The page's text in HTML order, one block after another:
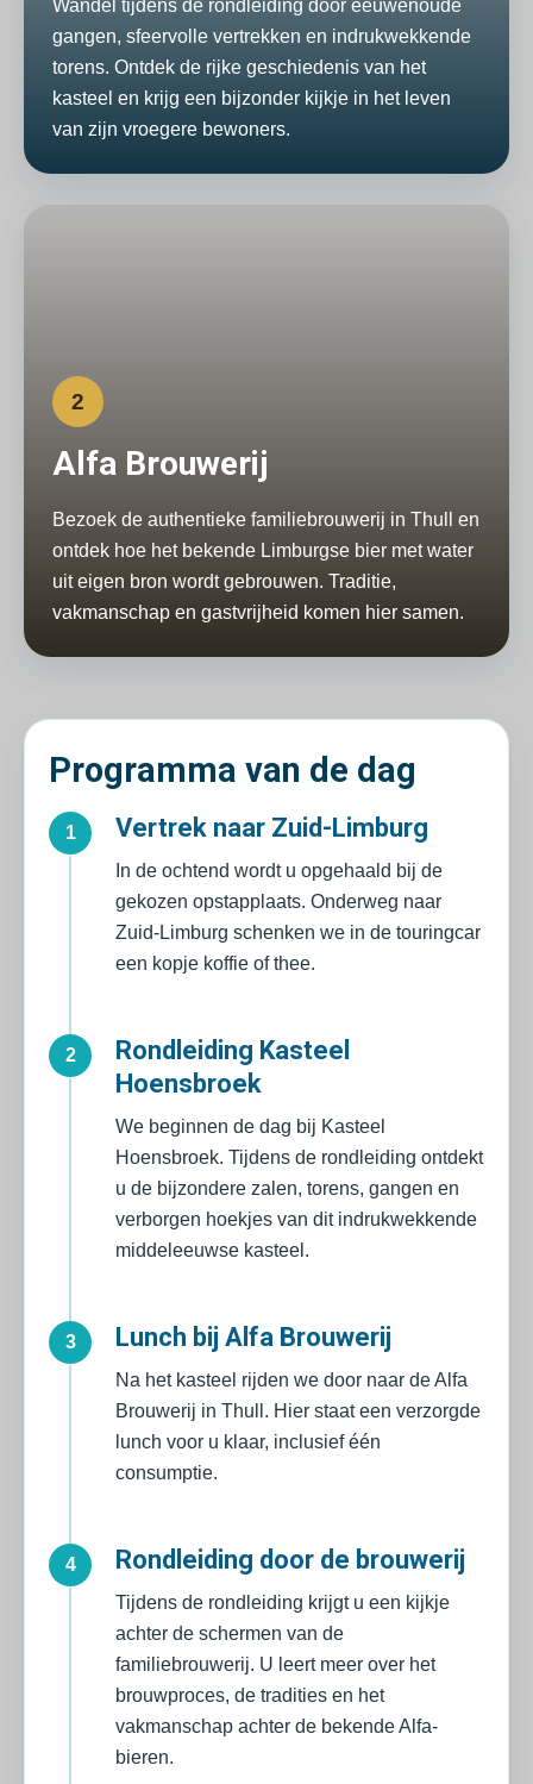
Wandel tijdens de rondleiding door eeuwenoude
gangen, sfeervolle vertrekken en indrukwekkende
torens. Ontdek de rijke geschiedenis van het
kasteel en krijg een bijzonder kijkje in het leven
van zijn vroegere bewoners.
2
Alfa Brouwerij
Bezoek de authentieke familiebrouwerij in Thull en
ontdek hoe het bekende Limburgse bier met water
uit eigen bron wordt gebrouwen. Traditie,
vakmanschap en gastvrijheid komen hier samen.
Programma van de dag
1 Vertrek naar Zuid-Limburg
In de ochtend wordt u opgehaald bij de
gekozen opstapplaats. Onderweg naar
Zuid-Limburg schenken we in de touringcar
een kopje koffie of thee.
2
Rondleiding Kasteel
Hoensbroek
We beginnen de dag bij Kasteel
Hoensbroek. Tijdens de rondleiding ontdekt
u de bijzondere zalen, torens, gangen en
verborgen hoekjes van dit indrukwekkende
middeleeuwse kasteel.
3 Lunch bij Alfa Brouwerij
Na het kasteel rijden we door naar de Alfa
Brouwerij in Thull. Hier staat een verzorgde
lunch voor u klaar, inclusief één
consumptie.
4 Rondleiding door de brouwerij
Tijdens de rondleiding krijgt u een kijkje
achter de schermen van de
familiebrouwerij. U leert meer over het
brouwproces, de tradities en het
vakmanschap achter de bekende Alfa-
bieren.